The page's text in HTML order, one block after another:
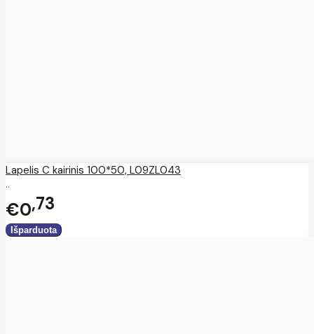
Lapelis C kairinis 100*50, L09ZL043
..
€0 73